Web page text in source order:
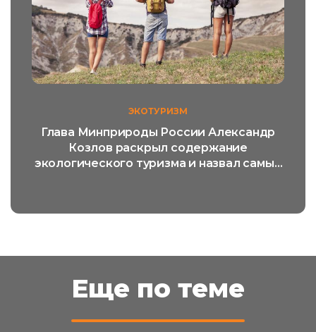
ЭКОТУРИЗМ
Глава Минприроды России Александр
Козлов раскрыл содержание
экологического туризма и назвал самый
Еще по теме